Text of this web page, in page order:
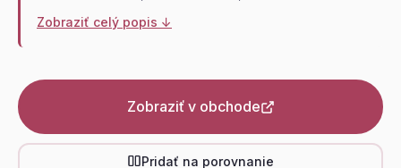
Zobraziť celý popis ↓
Zobraziť v obchode
Pridať na porovnanie